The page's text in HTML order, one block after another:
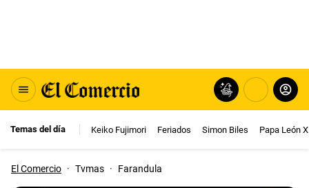
Temas del día Keiko Fujimori Feriados Simon Biles Papa León
El Comercio · Tvmas · Farandula